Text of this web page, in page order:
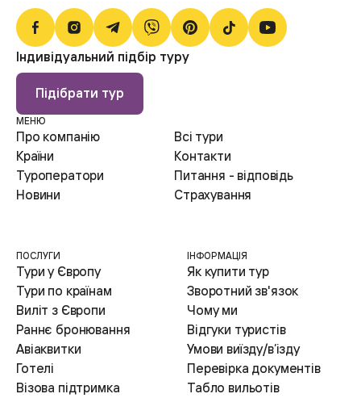
Індивідуальний підбір туру
Підібрати тур
ПОСЛУГИ
Тури у Європу
Тури по країнам
Виліт з Європи
Раннє бронювання
Авіаквитки
Готелі
Візова підтримка
ІНФОРМАЦІЯ
Як купити тур
Зворотний зв'язок
Чому ми
Відгуки туристів
Умови виїзду/в’ізду
Перевірка документів
Табло вильотів
МЕНЮ
Про компанію
Всі тури
Країни
Контакти
Туроператори
Питання - відповідь
Новини
Страхування